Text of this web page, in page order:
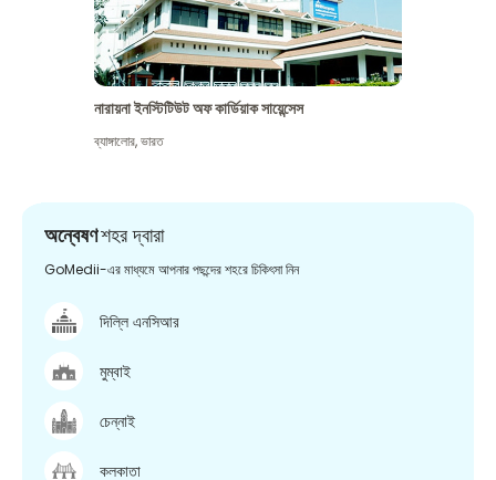
নারায়না ইনস্টিটিউট অফ কার্ডিয়াক সায়েন্সেস
ব্যাঙ্গালোর,ভারত
অন্বেষণশহর দ্বারা
GoMedii-এর মাধ্যমে আপনার পছন্দের শহরে চিকিৎসা নিন
দিল্লি এনসিআর
মুম্বাই
চেন্নাই
কলকাতা